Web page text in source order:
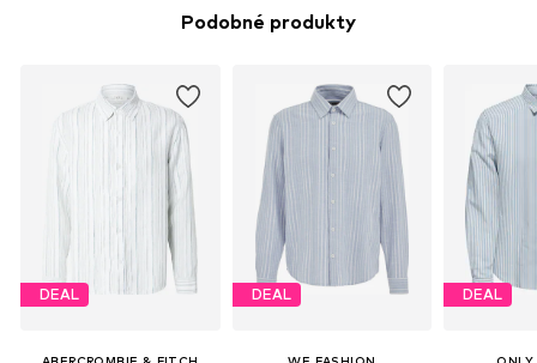
Podobné produkty
DEAL DEAL DEAL